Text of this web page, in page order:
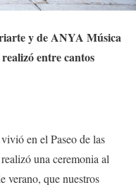
y de ANYA Música
entre cantos
en el Paseo de las
una ceremonia al
verano, que nuestros